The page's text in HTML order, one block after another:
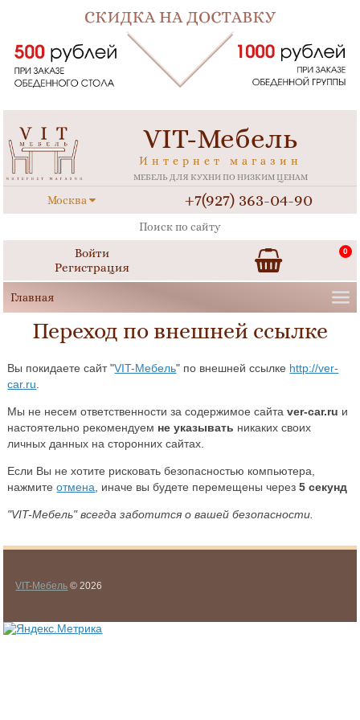
VIT-Мебель
Интернет магазин
МЕБЕЛЬ ДЛЯ КУХНИ ПО НИЗКИМ ЦЕНАМ
Москва +7(927) 363-04-90
Войти
Регистрация
0
Переход по внешней ссылке
Вы покидаете сайт "VIT-Мебель" по внешней ссылке http://ver-
car.ru
Мы не несем ответственности за содержимое сайтаver-car.ru и
настоятельно рекомендуем не указывать никаких своих
личных данных на сторонних сайтах.
Если Вы не хотите рисковать безопасностью компьютера,
нажмитеотмена , иначе вы будете перемещены через5 секунд
"VIT-Мебель" всегда заботится о вашей безопасности.
VIT-Мебель © 2026